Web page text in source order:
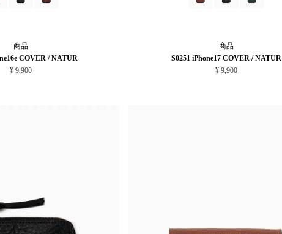
商品
COVER / NATUR
¥ 9,900
商品
S0251 iPhone17 COVER / NATUR
¥ 9,900